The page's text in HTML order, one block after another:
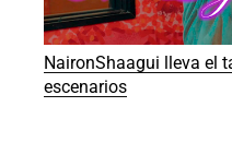
NaironShaagui lleva el
escenarios